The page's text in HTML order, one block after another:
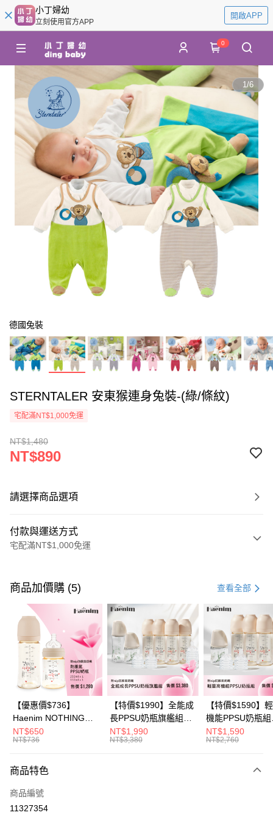
小丁婦幼
立刻使用官方APP
開啟APP
0
1/6
德國兔裝
STERNTALER 安東猴連身兔裝-(綠/條紋)
宅配滿NT$1,000免運
NT$1,480
NT$890
請選擇商品選項
付款與運送方式
宅配滿NT$1,000免運
信用卡一次付款
信用卡分期付款
3 期 0 利率 每期 NT$296 21家銀行
合作金庫商業銀行
第一商業銀行
華南商業銀行
彰化商業銀行
上海商業儲蓄銀行
台北富邦商業銀行
國泰世華商業銀行
兆豐國際商業銀行
臺灣中小企業銀行
台中商業銀行
匯豐（台灣）商業銀行
華泰商業銀行
遠東國際商業銀行
元大商業銀行
台灣樂天信用卡公司
6 期 0 利率 每期NT$148 21家銀行
合作金庫商業銀行
第一商業銀行
華南商業銀行
彰化商業銀行
上海商業儲蓄銀行
台北富邦商業銀行
國泰世華商業銀行
兆豐國際商業銀行
臺灣中小企業銀行
台中商業銀行
匯豐（台灣）商業銀行
華泰商業銀行
聯邦商業銀行
玉山商業銀行
台灣樂天信用卡公司
LINE Pay
Apple Pay
悠遊付
Google Pay
相關說明
【大哥付你分期使用說明】
1.本服務由台灣大哥大提供，台灣大哥大用戶可立即使用無須另外申請。
2.付款方式選擇「大哥付你分期」，訂單成立後會自動跳轉到大哥付的交易
AFTEE先享後付
相關說明
商品加價購 (5) 查看全部
【優惠價$736】
Haenim NOTHING™
多合一PPSU防脹氣奶
瓶 2入組
NT$650
NT$736
【特價$1990】全能成
長PPSU奶瓶旗艦組
(PPSU奶瓶
250ml*4+玻璃奶瓶
NT$1,990
NT$3,380
【特價$1590】
機能PPSU奶瓶組
(PPSU奶瓶
250ml*4+玻璃奶
NT$1,590
NT$2,760
商品特色
商品編號
11327354